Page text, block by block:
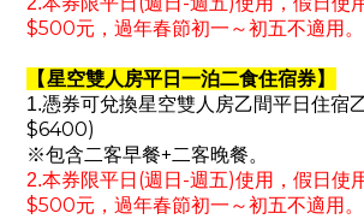
$500元，過年春節初一～初五不適用。
【星空雙人房平日一泊二食住宿券】
1.憑券可兌換星空雙人房乙間平日住宿乙
$6400)
※包含二客早餐+二客晚餐。
2.本券限平日 (週日 -週五)使用，假日使
$500元，過年春節初一～初五不適用。